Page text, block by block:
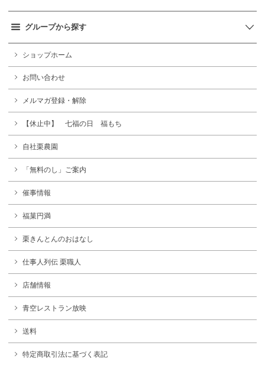
グループから探す
ショップホーム
お問い合わせ
メルマガ登録・解除
【休止中】 七福の日 福もち
自社栗農園
「無料のし」ご案内
催事情報
福菓円満
栗きんとんのおはなし
仕事人列伝 栗職人
店舗情報
青空レストラン放映
送料
特定商取引法に基づく表記